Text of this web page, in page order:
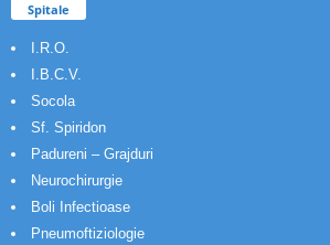
Spitale
I.R.O.
I.B.C.V.
Socola
Sf. Spiridon
Padureni – Grajduri
Neurochirurgie
Boli Infectioase
Pneumoftiziologie